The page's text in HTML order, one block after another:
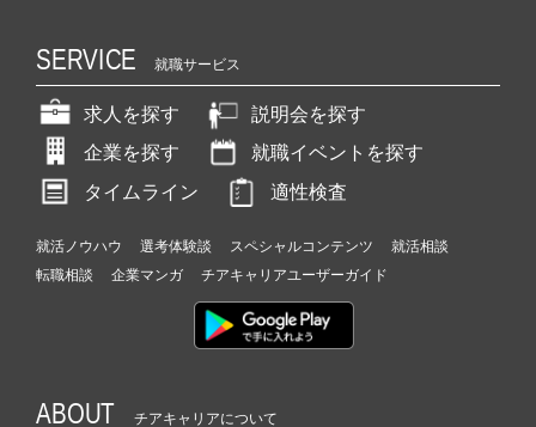
SERVICE 就職サービス
求人を探す
説明会を探す
企業を探す
就職イベントを探す
タイムライン
適性検査
就活ノウハウ 選考体験談 スペシャルコンテンツ
就活相談
転職相談
企業マンガ チアキャリアユーザーガイド
ABOUT チアキャリアについて